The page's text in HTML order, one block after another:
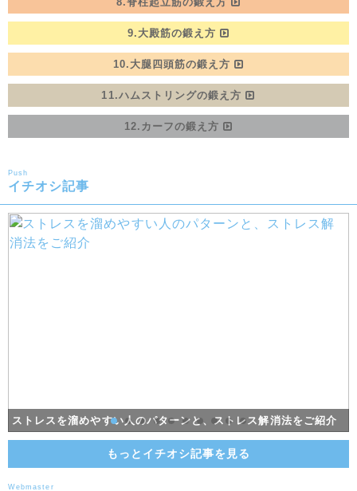
9.大殿筋の鍛え方
10.大腿四頭筋の鍛え方
11.ハムストリングの鍛え方
12.カーフの鍛え方
Push
イチオシ記事
男らしい太くたくましい腕の作り方を徹底解説！
ストレスを溜めやすい人のパターンと、ストレス解消法をご紹介
睡眠負債とは？寝だめは効果ない？ある？調べてみた。
スーツがビシッと似合う筋肉の作り方
基礎代謝って何？正しい理解で肉体改造
リエンス」を調査
バナナのこと見くびってた。お前すごいんだってな。
「トレラン」って何？トレイルランの魅力を大追跡！
ンキング！
少しの工夫で健康的に痩せる！痩せる食べ方を伝授
男らしい太くたくましい腕の作り方を徹底解説！
ストレスを溜めやすい人のパターンと、ストレス解消法をご紹介
もっとイチオシ記事を見る
Webmaster